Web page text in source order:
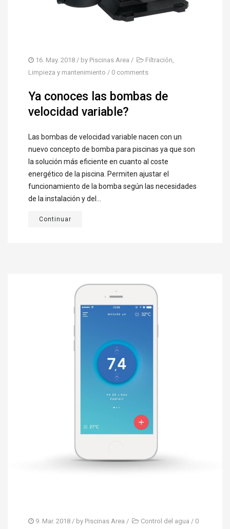
16. May. 2018 / by Piscinas Area / Filtración
Limpieza y mantenimiento / 0 comments
Ya conoces las bombas de
velocidad variable?
Las bombas de velocidad variable nacen con un
nuevo concepto de bomba para piscinas ya que son
la solución más eficiente en cuanto al coste
energético de la piscina. Permiten ajustar el
funcionamiento de la bomba según las necesidades
de la instalación y del...
Continuar
9. Mar. 2018 / by Piscinas Area / Control del agua / 0